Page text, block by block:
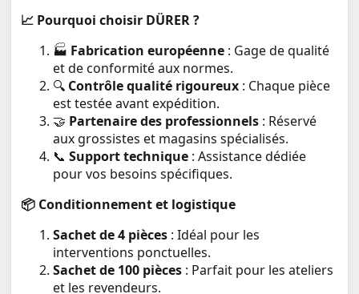
📈 Pourquoi choisir DÜRER ?
🏭 Fabrication européenne : Gage de qualité
et de conformité aux normes.
🔍 Contrôle qualité rigoureux : Chaque pièce
est testée avant expédition.
🤝 Partenaire des professionnels : Réservé
aux grossistes et magasins spécialisés.
📞Support technique : Assistance dédiée
pour vos besoins spécifiques.
📦 Conditionnement et logistique
Sachet de 4 pièces : Idéal pour les
interventions ponctuelles.
Sachet de 100 pièces : Parfait pour les ateliers
et les revendeurs.